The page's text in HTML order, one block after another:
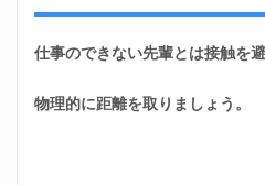
仕事のできない先輩とは接触を避
物理的に距離を取りましょう。